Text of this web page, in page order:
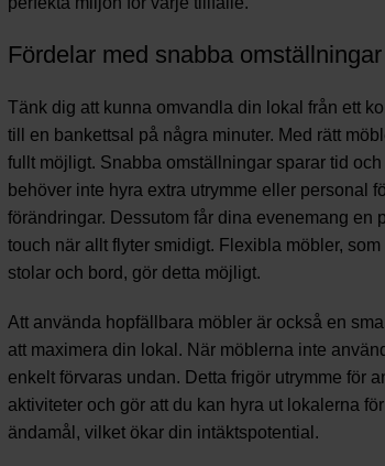
Fördelar med snabba omställningar
Tänk dig att kunna omvandla din lokal från ett
till en bankettsal på några minuter. Med rätt
fullt möjligt. Snabba omställningar sparar tid och
behöver inte hyra extra utrymme eller personal
förändringar. Dessutom får dina evenemang en
touch när allt flyter smidigt. Flexibla möbler,
stolar och bord, gör detta möjligt.
Att använda hopfällbara möbler är också en
att maximera din lokal. När möblerna inte
enkelt förvaras undan. Detta frigör utrymme för
aktiviteter och gör att du kan hyra ut lokalerna
ändamål, vilket ökar din intäktspotential.